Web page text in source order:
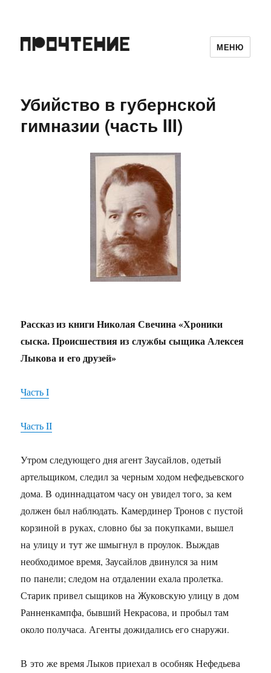
МЕНЮ
Убийство в губернской
гимназии (часть III)
Рассказ из книги Николая Свечина «Хроники
сыска. Происшествия из службы сыщика Алексея
Лыкова и его друзей»
Часть I
Часть II
Утром следующего дня агент Заусайлов, одетый
артельщиком, следил за черным ходом нефедьевского
дома. В одиннадцатом часу он увидел того, за кем
должен был наблюдать. Камердинер Тронов с пустой
корзиной в руках, словно бы за покупками, вышел
на улицу и тут же шмыгнул в проулок. Выждав
необходимое время, Заусайлов двинулся за ним
по панели; следом на отдалении ехала пролетка.
Старик привел сыщиков на Жуковскую улицу в дом
Ранненкампфа, бывший Некрасова, и пробыл там
около получаса. Агенты дожидались его снаружи.
В это же время Лыков приехал в особняк Нефедьева